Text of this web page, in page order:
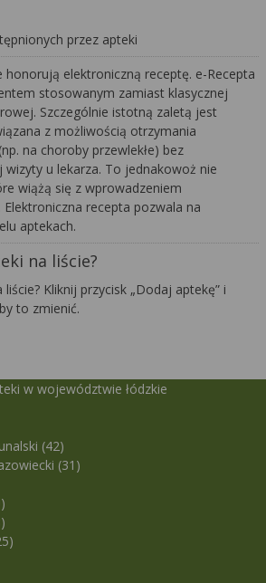
przez apteki
elektroniczną receptę. e-Recepta
stosowanym zamiast klasycznej
Szczególnie istotną zaletą jest
z możliwością otrzymania
na choroby przewlekłe) bez
u lekarza. To jednakowoż nie
wiążą się z wprowadzeniem
recepta pozwala na
aptekach.
na liście?
liście? Kliknij przycisk „Dodaj aptekę” i
to zmienić.
w województwie łódzkie
(42)
(31)